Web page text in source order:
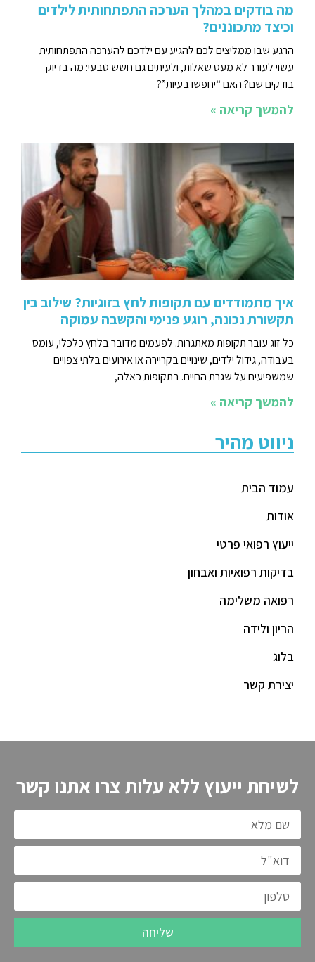
מה בודקים במהלך הערכה התפתחותית לילדים
וכיצד מתכוננים?
הרגע שבו ממליצים לכם להגיע עם ילדכם להערכה התפתחותית
עשוי לעורר לא מעט שאלות, ולעיתים גם חשש טבעי: מה בדיוק
בודקים שם? האם “יחפשו בעיות”?
להמשך קריאה »
איך מתמודדים עם תקופות לחץ בזוגיות? שילוב בין
תקשורת נכונה, רוגע פנימי והקשבה עמוקה
כל זוג עובר תקופות מאתגרות. לפעמים מדובר בלחץ כלכלי, עומס
בעבודה, גידול ילדים, שינויים בקריירה או אירועים בלתי צפויים
שמשפיעים על שגרת החיים. בתקופות כאלה,
להמשך קריאה »
ניווט מהיר
עמוד הבית
אודות
ייעוץ רפואי פרטי
בדיקות רפואיות ואבחון
רפואה משלימה
הריון ולידה
בלוג
יצירת קשר
לשיחת ייעוץ ללא עלות צרו אתנו קשר
שליחה